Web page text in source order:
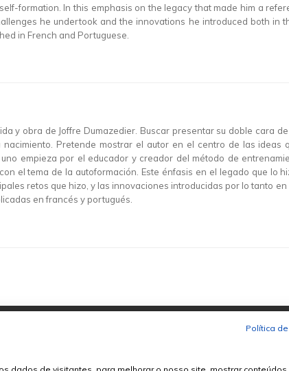
formation. In this emphasis on the legacy that made him a
he undertook and the innovations he introduced both
in French and Portuguese.
y obra de Joffre Dumazedier. Buscar presentar su doble cara
Pretende mostrar el autor en el centro de las
empieza por el educador y creador del método de
el tema de la autoformación. Este énfasis en el legado que
retos que hizo, y las innovaciones introducidas por lo tanto
en francés y portugués.
Política